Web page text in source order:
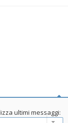
ultimi messaggi: